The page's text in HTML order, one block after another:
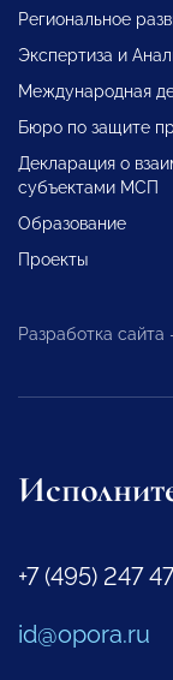
Региональное
Экспертиза и
Международная
Бюро по защите
Декларация о
субъектами МСП
Образование
Проекты
Разработка сайта
+7 (495) 247
id@opora.ru